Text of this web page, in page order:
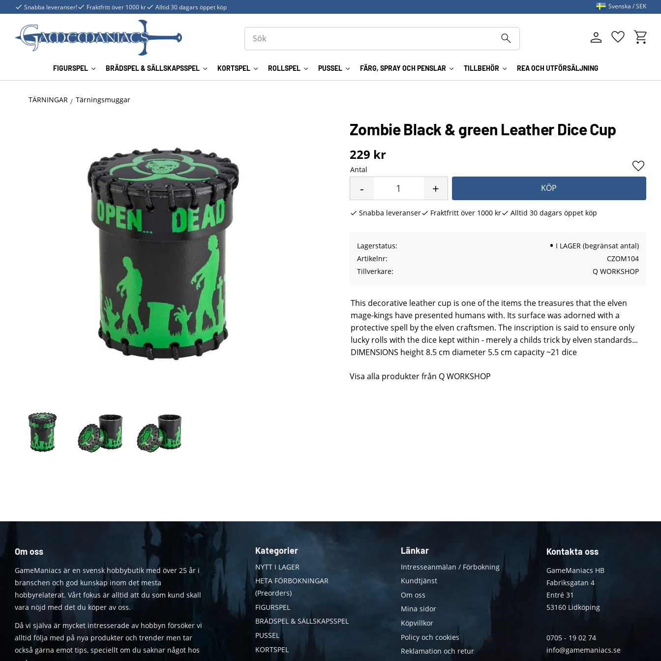
Snabba leveranser! Fraktfritt över 1000 kr Alltid 30 dagars öppet köp
FIGURSPEL BRÄDSPEL & SÄLLSKAPSSPEL KORTSPEL ROLLSPEL PUSSEL FÄRG, SPRAY OCH PENSLAR TILLBEHÖR REA OCH UTFÖRSÄLJNING
Favoriter
Svenska SEK
TÄRNINGAR Tärningsmuggar
Zombie Black & green Leather Dice Cup
229 kr
Antal
+
- KÖP
Lägg
Snabba leveranser Fraktfritt över 1000 kr Alltid 30 dagars öppet köp
Lagerstatus
I LAGER (begränsat antal)
Artikelnr
CZOM104
Tillverkare
Q WORKSHOP
This decorative leather cup is one of the items the treasures that the elven
mage-kings have presented humans with. Its surface was adorned with a
protective spell by the elven craftsmen. The inscription is said to ensure only
lucky rolls with the dice kept within - merely a childs trick by elven standards...
DIMENSIONS height 8.5 cm diameter 5.5 cm capacity ~21 dice
Visa alla produkter från Q WORKSHOP
Om oss
GameManiacs är en svensk hobbybutik med över 25 år i
branschen och god kunskap inom det mesta
hobbyrelaterat. Vårt fokus är alltid att du som kund skall
vara nöjd med det du köper av oss.
Då vi själva är mycket intresserade av hobbyn försöker vi
alltid följa med på nya produkter och trender men tar
också gärna emot tips, speciellt om du saknar något hos
Kategorier
NYTT I LAGER
HETA FÖRBOKNINGAR
(Preorders)
FIGURSPEL
BRÄDSPEL & SÄLLSKAPSSPEL
PUSSEL
KORTSPEL
Länkar
Intresseanmälan / Förbokning
Kundtjänst
Om oss
Mina sidor
Köpvillkor
Policy och cookies
Reklamation och retur
Kontakta oss
GameManiacs HB
Fabriksgatan 4
Entré 31
53160 Lidköping
0705 - 19 02 74
info@gamemaniacs.se